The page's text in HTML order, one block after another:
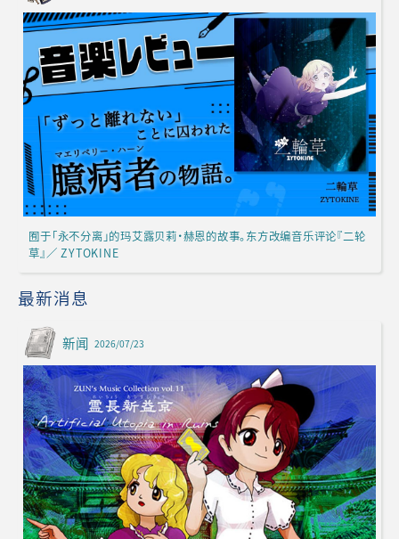
囿于「永不分离」的玛艾露贝莉·赫恩的故事。东方改编音乐评论『二轮
草』／ ZYTOKINE
最新消息
新闻 2026/07/23